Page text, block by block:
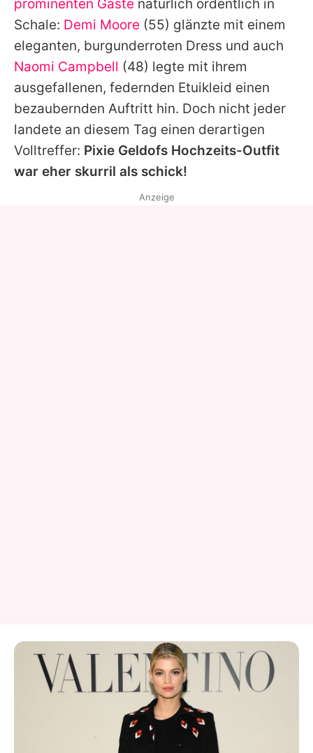
prominenten Gäste natürlich ordentlich in
Schale: Demi Moore (55) glänzte mit einem
eleganten, burgunderroten Dress und auch
Naomi Campbell (48) legte mit ihrem
ausgefallenen, federnden Etuikleid einen
bezaubernden Auftritt hin. Doch nicht jeder
landete an diesem Tag einen derartigen
Volltreffer: Pixie Geldofs Hochzeits-Outfit
war eher skurril als schick!
Anzeige